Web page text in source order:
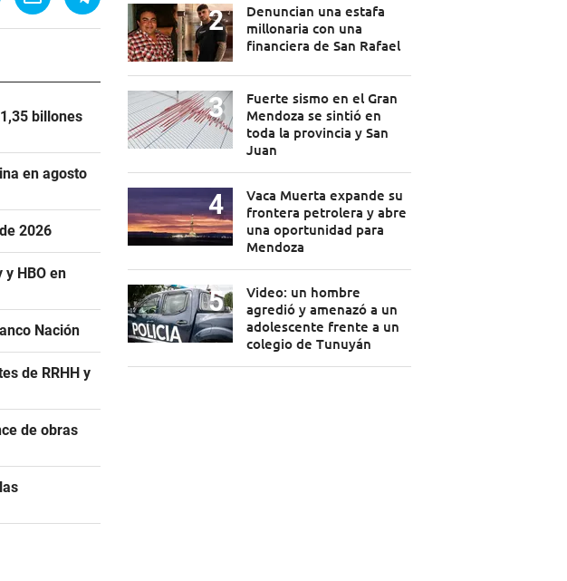
billones
en agosto
2026
HBO en
Nación
de RRHH y
de obras
Denuncian una estafa
millonaria con una
financiera de San Rafael
Fuerte sismo en el Gran
Mendoza se sintió en
toda la provincia y San
Juan
Vaca Muerta expande su
frontera petrolera y abre
una oportunidad para
Mendoza
Video: un hombre
agredió y amenazó a un
adolescente frente a un
colegio de Tunuyán